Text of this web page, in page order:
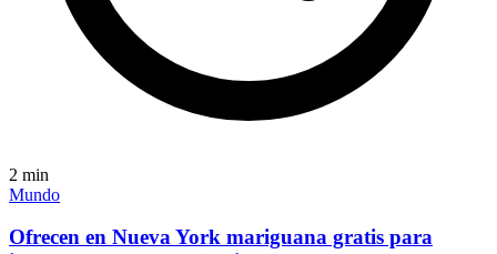
2 min
Mundo
Ofrecen en Nueva York mariguana gratis para